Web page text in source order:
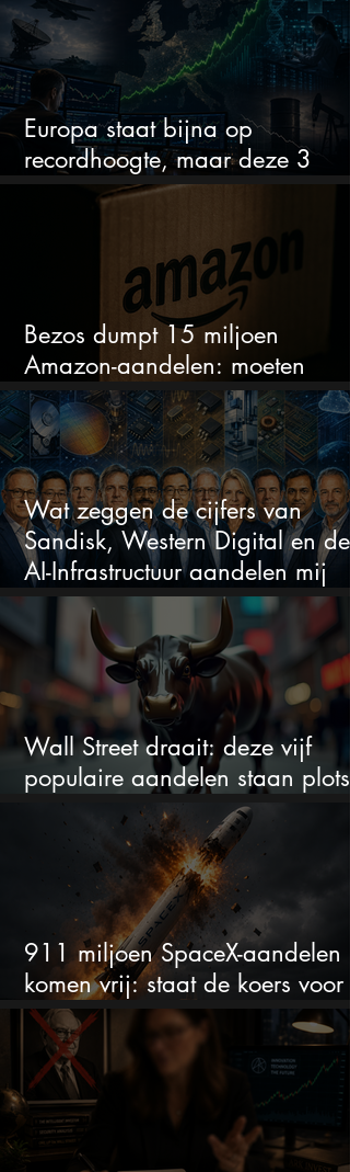
Europa staat bijna op
recordhoogte, maar deze 3
sectoren vallen nu op
Bezos dumpt 15 miljoen
Amazon-aandelen: moeten
beleggers zich zorgen maken?
Wat zeggen de cijfers van
Sandisk, Western Digital en de
AI-Infrastructuur aandelen mij
werkelijk
Wall Street draait: deze vijf
populaire aandelen staan plots
onder spanning
911 miljoen SpaceX-aandelen
komen vrij: staat de koers voor
een nieuwe crash?